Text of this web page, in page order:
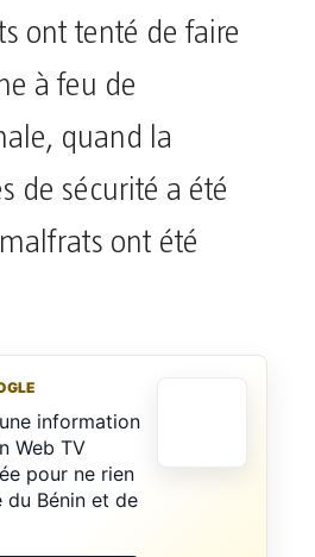
ont tenté de faire
à feu de
quand la
de sécurité a été
ont été
information
Web TV
pour ne rien
du Bénin et de